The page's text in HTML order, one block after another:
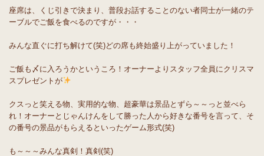
座席は、くじ引きで決まり、普段お話することのない者同士が一緒のテ
ーブルでご飯を食べるのですが・・・
みんな直ぐに打ち解けて(笑)どの席も終始盛り上がっていました！
ご飯も〆に入ろうかというころ！オーナーよりスタッフ全員にクリスマ
スプレゼントが
クスっと笑える物、実用的な物、超豪華は景品とずら～～っと並べら
れ！オーナーとじゃんけんをして勝った人から好きな番号を言って、そ
の番号の景品がもらえるといったゲーム形式(笑)
も～～～みんな真剣！真剣(笑)